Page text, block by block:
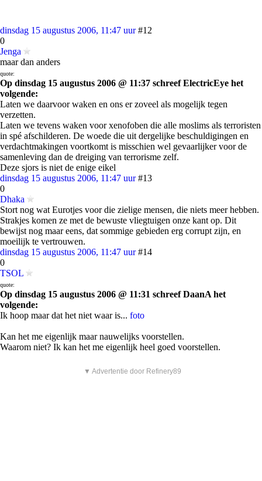
dinsdag 15 augustus 2006, 11:47 uur #12
0
Jenga
maar dan anders
quote:
Op dinsdag 15 augustus 2006 @ 11:37 schreef ElectricEye het
volgende:
Laten we daarvoor waken en ons er zoveel als mogelijk tegen
verzetten.
Laten we tevens waken voor xenofoben die alle moslims als terroristen
in spé afschilderen. De woede die uit dergelijke beschuldigingen en
verdachtmakingen voortkomt is misschien wel gevaarlijker voor de
samenleving dan de dreiging van terrorisme zelf.
Deze sjors is niet de enige eikel
dinsdag 15 augustus 2006, 11:47 uur #13
0
Dhaka
Stort nog wat Eurotjes voor die zielige mensen, die niets meer hebben.
Strakjes komen ze met de bewuste vliegtuigen onze kant op. Dit
bewijst nog maar eens, dat sommige gebieden erg corrupt zijn, en
moeilijk te vertrouwen.
dinsdag 15 augustus 2006, 11:47 uur #14
0
TSOL
quote:
Op dinsdag 15 augustus 2006 @ 11:31 schreef DaanA het
volgende:
Ik hoop maar dat het niet waar is... foto
Kan het me eigenlijk maar nauwelijks voorstellen.
Waarom niet? Ik kan het me eigenlijk heel goed voorstellen.
▼ Advertentie door Refinery89